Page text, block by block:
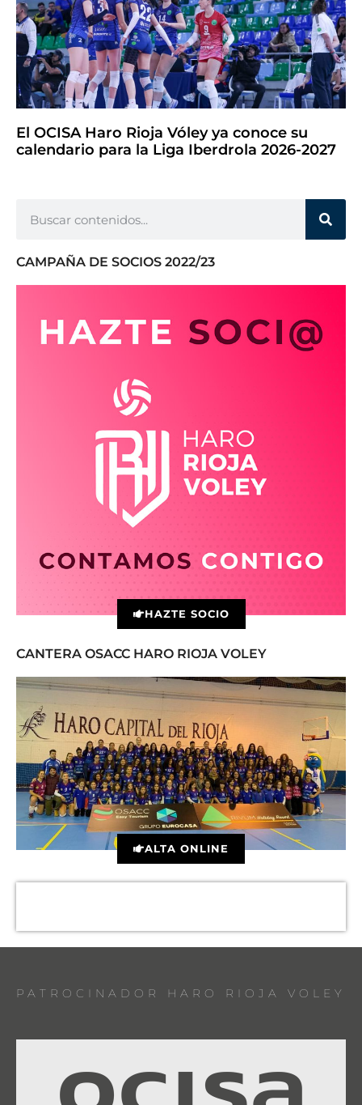
El OCISA Haro Rioja Vóley ya conoce su
calendario para la Liga Iberdrola 2026-2027
CAMPAÑA DE SOCIOS 2022/23
HAZTE SOCIO
CANTERA OSACC HARO RIOJA VOLEY
ALTA ONLINE
PATROCINADOR HARO RIOJA VOLEY